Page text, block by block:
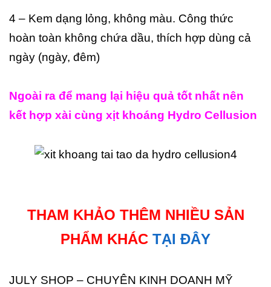
4 – Kem dạng lỏng, không màu. Công thức
hoàn toàn không chứa dầu, thích hợp dùng cả
ngày (ngày, đêm)
Ngoài ra để mang lại hiệu quả tốt nhất nên
kết hợp xài cùng xịt khoáng Hydro Cellusion
THAM KHẢO THÊM NHIỀU SẢN
PHẨM KHÁC TẠI ĐÂY
JULY SHOP – CHUYÊN KINH DOANH MỸ